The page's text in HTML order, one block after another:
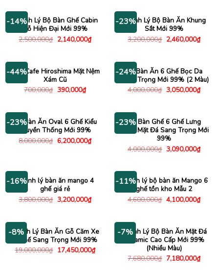
2,680,000₫.
-14%
Thanh Lý Bộ Bàn Ghế Cabin
Gỗ Hiện Đại Mới 99%
2,500,000₫ Giá
gốc
2,140,000₫Giá
hiện
2,140,000₫.
-23%
Thanh Lý Bộ Bàn Ăn Khung
Sắt Mới 99%
3,200,000₫ Giá
gốc
2,460,000₫Giá
hiện
-44%
Ghế Cafe Hiroshima Mặt Nệm
Xám Cũ
700,000₫ Giá
390,000₫Giá
hiện
390,000₫.
-24%Bộ Bàn Ăn 6 Ghế Bọc Da
Sang Trọng Mới 99% (2 Màu)
4,000,000₫ Giá
gốc
3,050,000₫Giá
hiện
-23%
Bộ Bàn Ăn Oval 6 Ghế Kiểu
Truyền Thống Mới 99%
8,000,000₫ Giá
gốc
6,200,000₫Giá
hiện
-23%Bộ Bàn Ghế 6 Ghế Lưng
Cong Mặt Đá Sang Trọng Mới
99%
4,000,000₫ Giá
gốc
3,090,000₫Giá
hiện
-16%Thanh lý bàn ăn mango 4
ghế giá rẻ
3,800,000₫ Giá
gốc
3,200,000₫Giá
hiện
3,200,000₫.
-11%
Thanh lý bộ bàn ăn Mango 6
ghế tồn kho Mẫu 2
4,600,000₫ Giá
gốc
4,100,000₫Giá
hiện
-8%
Thanh Lý Bàn Ăn Gỗ Căm Xe
8 Ghế Sang Trọng Mới 99%
19,000,000₫ Giá
gốc
17,450,000₫Giá
hiện
-7%
Thanh Lý Bộ Bàn Ăn Mặt Đá
Ceramic Cao Cấp Mới 99%
(Nhiều Màu)
7,680,000₫ Giá
gốc
7,180,000₫Giá
hiện